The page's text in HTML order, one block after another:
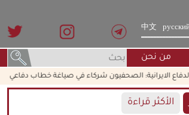
中文
من نحن
الايرانية: الصحفيون شركاء في صياغة خطاب دفاعي شامل
الأكثر قراءة